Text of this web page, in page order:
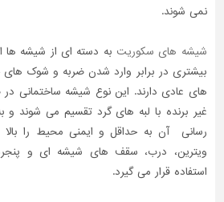
نمی شوند.
شیشه های سکوریت به دسته ای از شیشه ها
بیشتری در برابر وارد شدن ضربه و شوک های
های عادی دارند. این نوع شیشه ساختمانی
غیر برنده با لبه های گرد تقسیم می شوند
رسانی آن به حداقل و ایمنی محیط را
ویترین، درب، سقف های شیشه ای و
استفاده قرار می گیرد.